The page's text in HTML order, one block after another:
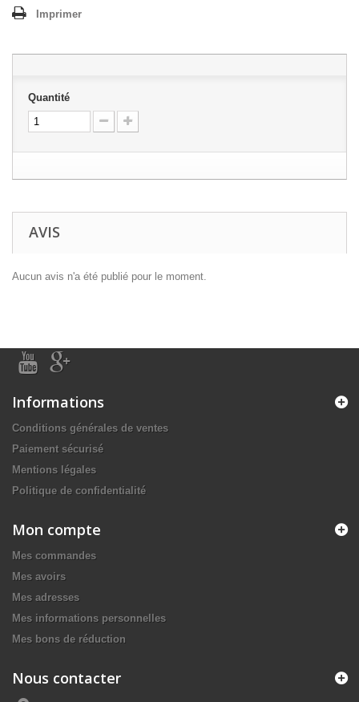
Imprimer
Quantité
AVIS
Aucun avis n'a été publié pour le moment.
Informations
Conditions générales de ventes
Paiement sécurisé
Mentions légales
Politique de confidentialité
Mon compte
Mes commandes
Mes avoirs
Mes adresses
Mes informations personnelles
Mes bons de réduction
Nous contacter